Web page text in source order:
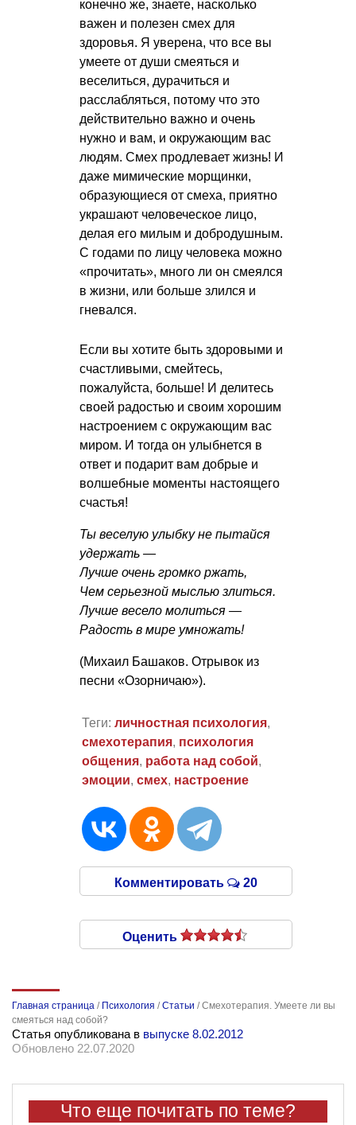
конечно же, знаете, насколько
важен и полезен смех для
здоровья. Я уверена, что все вы
умеете от души смеяться и
веселиться, дурачиться и
расслабляться, потому что это
действительно важно и очень
нужно и вам, и окружающим вас
людям. Смех продлевает жизнь! И
даже мимические морщинки,
образующиеся от смеха, приятно
украшают человеческое лицо,
делая его милым и добродушным.
С годами по лицу человека можно
«прочитать», много ли он смеялся
в жизни, или больше злился и
гневался.
Если вы хотите быть здоровыми и
счастливыми, смейтесь,
пожалуйста, больше! И делитесь
своей радостью и своим хорошим
настроением с окружающим вас
миром. И тогда он улыбнется в
ответ и подарит вам добрые и
волшебные моменты настоящего
счастья!
Ты веселую улыбку не пытайся
удержать —
Лучше очень громко ржать,
Чем серьезной мыслью злиться.
Лучше весело молиться —
Радость в мире умножать!
(Михаил Башаков. Отрывок из
песни «Озорничаю»).
Теги: личностная психология,
смехотерапия, психология
общения, работа над собой,
эмоции, смех, настроение
Комментировать 20
Оценить
Главная страница / Психология /Статьи /Смехотерапия. Умеете ли вы
смеяться над собой?
Статья опубликована в выпуске 8.02.2012
Обновлено 22.07.2020
Что еще почитать по теме?